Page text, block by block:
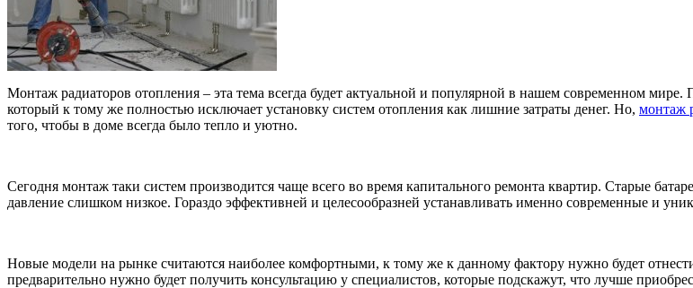
Монтаж радиаторов отопления – эта тема всегда будет актуальной и популярной в нашем современном
который к тому же полностью исключает установку систем отопления как лишние затраты денег. Но, монтаж
того, чтобы в доме всегда было тепло и уютно.
Сегодня монтаж таки систем производится чаще всего во время капитального ремонта квартир. Старые
давление слишком низкое. Гораздо эффективней и целесообразней устанавливать именно современные и
Новые модели на рынке считаются наиболее комфортными, к тому же к данному фактору нужно будет
предварительно нужно будет получить консультацию у специалистов, которые подскажут, что лучше